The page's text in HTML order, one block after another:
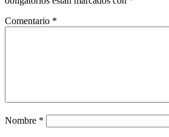
Comentario *
Nombre *